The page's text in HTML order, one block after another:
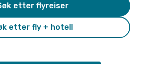
etter fly + hotell
etter flyreiser